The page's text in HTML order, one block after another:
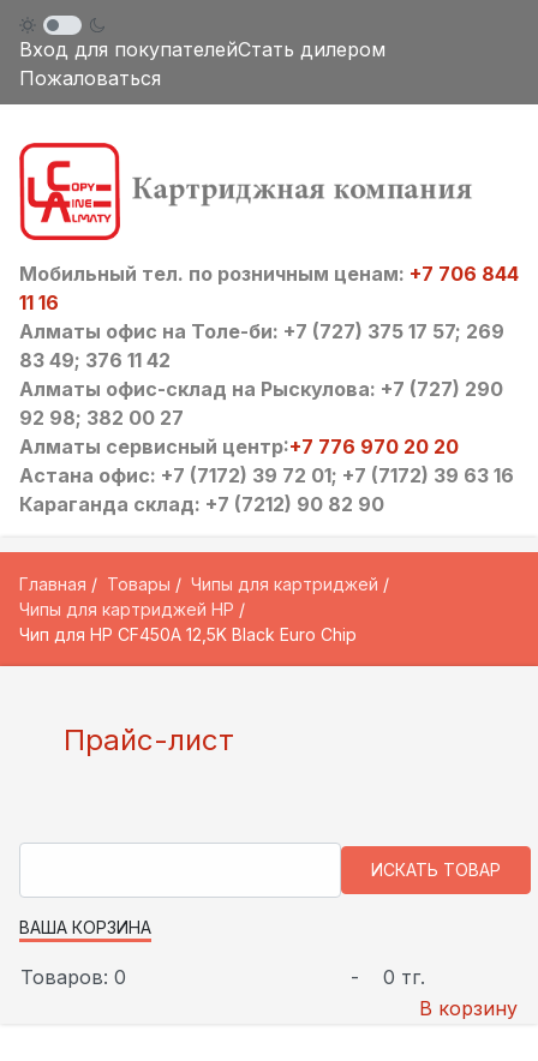
Вход для покупателейСтать дилером
Пожаловаться
Мобильный тел. по розничным ценам: +7 706 844
11 16
Алматы офис на Толе-би: +7 (727) 375 17 57; 269
83 49; 376 11 42
Алматы офис-склад на Рыскулова: +7 (727) 290
92 98; 382 00 27
Алматы сервисный центр:+7 776 970 20 20
Астана офис: +7 (7172) 39 72 01; +7 (7172) 39 63 16
Караганда склад: +7 (7212) 90 82 90
Главная Товары
Чипы для картриджей
Чипы для картриджей HP
Чип для HP CF450A 12,5K Black Euro Chip
Прайс-лист
ВАША КОРЗИНА
Товаров: 0 -
0 тг.
В корзину